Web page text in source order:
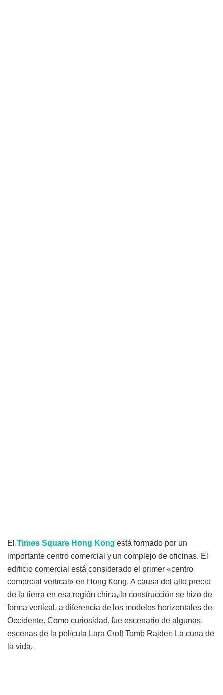
El Times Square Hong Kong está formado por un
importante centro comercial y un complejo de oficinas. El
edificio comercial está considerado el primer «centro
comercial vertical» en Hong Kong. A causa del alto precio
de la tierra en esa región china, la construcción se hizo de
forma vertical, a diferencia de los modelos horizontales de
Occidente. Como curiosidad, fue escenario de algunas
escenas de la película Lara Croft Tomb Raider: La cuna de
la vida.